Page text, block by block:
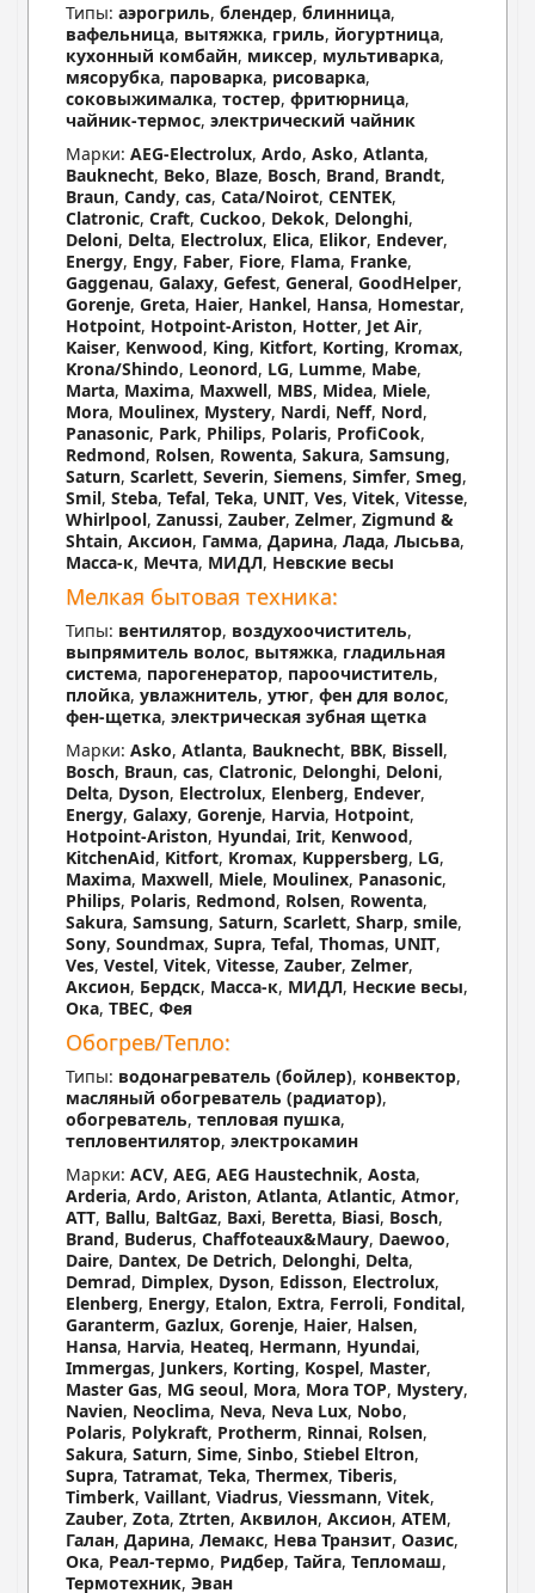
Типы: аэрогриль, блендер, блинница,
вафельница, вытяжка, гриль, йогуртница,
кухонный комбайн, миксер, мультиварка,
мясорубка, пароварка, рисоварка,
соковыжималка, тостер, фритюрница,
чайник-термос, электрический чайник
Марки: AEG-Electrolux, Ardo, Asko, Atlanta,
Bauknecht, Beko, Blaze, Bosch, Brand, Brandt,
Braun, Candy, cas, Cata/Noirot, CENTEK,
Clatronic, Craft, Cuckoo, Dekok, Delonghi,
Deloni, Delta, Electrolux, Elica, Elikor, Endever,
Energy, Engy, Faber, Fiore, Flama, Franke,
Gaggenau, Galaxy, Gefest, General, GoodHelper,
Gorenje, Greta, Haier, Hankel, Hansa, Homestar,
Hotpoint, Hotpoint-Ariston, Hotter, Jet Air,
Kaiser, Kenwood, King, Kitfort, Korting, Kromax,
Krona/Shindo, Leonord, LG, Lumme, Mabe,
Marta, Maxima, Maxwell, MBS, Midea, Miele,
Mora, Moulinex, Mystery, Nardi, Neff, Nord,
Panasonic, Park, Philips, Polaris, ProfiCook,
Redmond, Rolsen, Rowenta, Sakura, Samsung,
Saturn, Scarlett, Severin, Siemens, Simfer, Smeg,
Smil, Steba, Tefal, Teka, UNIT, Ves, Vitek, Vitesse,
Whirlpool, Zanussi, Zauber, Zelmer, Zigmund &
Shtain, Аксион, Гамма, Дарина, Лада, Лысьва,
Масса-к, Мечта, МИДЛ, Невские весы
Мелкая бытовая техника:
Типы: вентилятор, воздухоочиститель,
выпрямитель волос, вытяжка, гладильная
система, парогенератор, пароочиститель,
плойка, увлажнитель, утюг, фен для волос,
фен-щетка, электрическая зубная щетка
Марки: Asko, Atlanta, Bauknecht, BBK, Bissell,
Bosch, Braun, cas, Clatronic, Delonghi, Deloni,
Delta, Dyson, Electrolux, Elenberg, Endever,
Energy, Galaxy, Gorenje, Harvia, Hotpoint,
Hotpoint-Ariston, Hyundai, Irit, Kenwood,
KitchenAid, Kitfort, Kromax, Kuppersberg, LG,
Maxima, Maxwell, Miele, Moulinex, Panasonic,
Philips, Polaris, Redmond, Rolsen, Rowenta,
Sakura, Samsung, Saturn, Scarlett, Sharp, smile,
Sony, Soundmax, Supra, Tefal, Thomas, UNIT,
Ves, Vestel, Vitek, Vitesse, Zauber, Zelmer,
Аксион, Бердск, Масса-к, МИДЛ, Неские весы,
Ока, ТВЕС, Фея
Обогрев/Тепло:
Типы: водонагреватель (бойлер), конвектор,
масляный обогреватель (радиатор),
обогреватель, тепловая пушка,
тепловентилятор, электрокамин
Марки: ACV, AEG, AEG Haustechnik, Aosta,
Arderia, Ardo, Ariston, Atlanta, Atlantic, Atmor,
ATT, Ballu, BaltGaz, Baxi, Beretta, Biasi, Bosch,
Brand, Buderus, Chaffoteaux&Maury, Daewoo,
Daire, Dantex, De Detrich, Delonghi, Delta,
Demrad, Dimplex, Dyson, Edisson, Electrolux,
Elenberg, Energy, Etalon, Extra, Ferroli, Fondital,
Garanterm, Gazlux, Gorenje, Haier, Halsen,
Hansa, Harvia, Heateq, Hermann, Hyundai,
Immergas, Junkers, Korting, Kospel, Master,
Master Gas, MG seoul, Mora, Mora TOP, Mystery,
Navien, Neoclima, Neva, Neva Lux, Nobo,
Polaris, Polykraft, Protherm, Rinnai, Rolsen,
Sakura, Saturn, Sime, Sinbo, Stiebel Eltron,
Supra, Tatramat, Teka, Thermex, Tiberis,
Timberk, Vaillant, Viadrus, Viessmann, Vitek,
Zauber, Zota, Ztrten, Аквилон, Аксион, АТЕМ,
Галан, Дарина, Лемакс, Нева Транзит, Оазис,
Ока, Реал-термо, Ридбер, Тайга, Тепломаш,
Термотехник, Эван